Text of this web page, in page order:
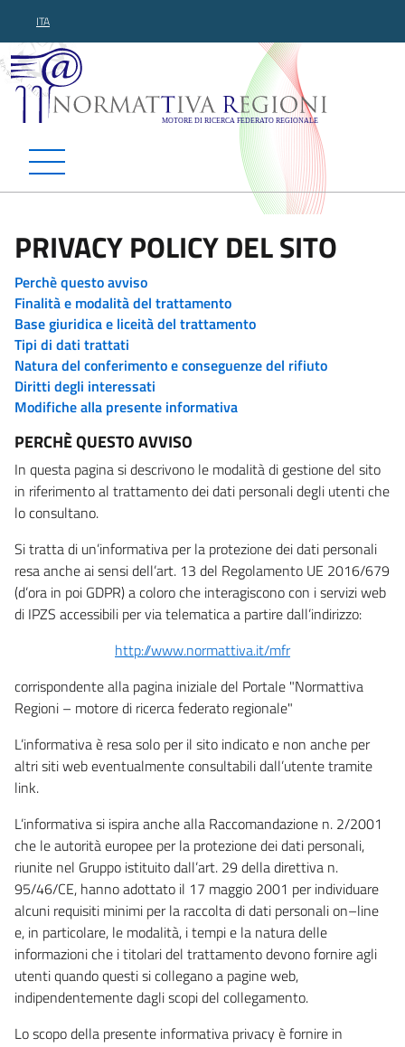
ITA
Normattiva Regioni -
PRIVACY POLICY DEL SITO
Perchè questo avviso
Finalità e modalità del trattamento
Base giuridica e liceità del trattamento
Tipi di dati trattati
Natura del conferimento e conseguenze del rifiuto
Diritti degli interessati
Modifiche alla presente informativa
PERCHÈ QUESTO AVVISO
In questa pagina si descrivono le modalità di gestione del sito
in riferimento al trattamento dei dati personali degli utenti che
lo consultano.
Si tratta di un’informativa per la protezione dei dati personali
resa anche ai sensi dell’art. 13 del Regolamento UE 2016/679
(d’ora in poi GDPR) a coloro che interagiscono con i servizi web
di IPZS accessibili per via telematica a partire dall’indirizzo:
http://www.normattiva.it/mfr
corrispondente alla pagina iniziale del Portale "Normattiva
Regioni – motore di ricerca federato regionale"
L’informativa è resa solo per il sito indicato e non anche per
altri siti web eventualmente consultabili dall’utente tramite
link.
L’informativa si ispira anche alla Raccomandazione n. 2/2001
che le autorità europee per la protezione dei dati personali,
riunite nel Gruppo istituito dall’art. 29 della direttiva n.
95/46/CE, hanno adottato il 17 maggio 2001 per individuare
alcuni requisiti minimi per la raccolta di dati personali on–line
e, in particolare, le modalità, i tempi e la natura delle
informazioni che i titolari del trattamento devono fornire agli
utenti quando questi si collegano a pagine web,
indipendentemente dagli scopi del collegamento.
Lo scopo della presente informativa privacy è fornire in